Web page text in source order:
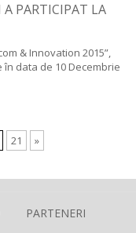
PARTICIPAT LA
& Innovation 2015”,
data de 10 Decembrie
21 »
PARTENERI